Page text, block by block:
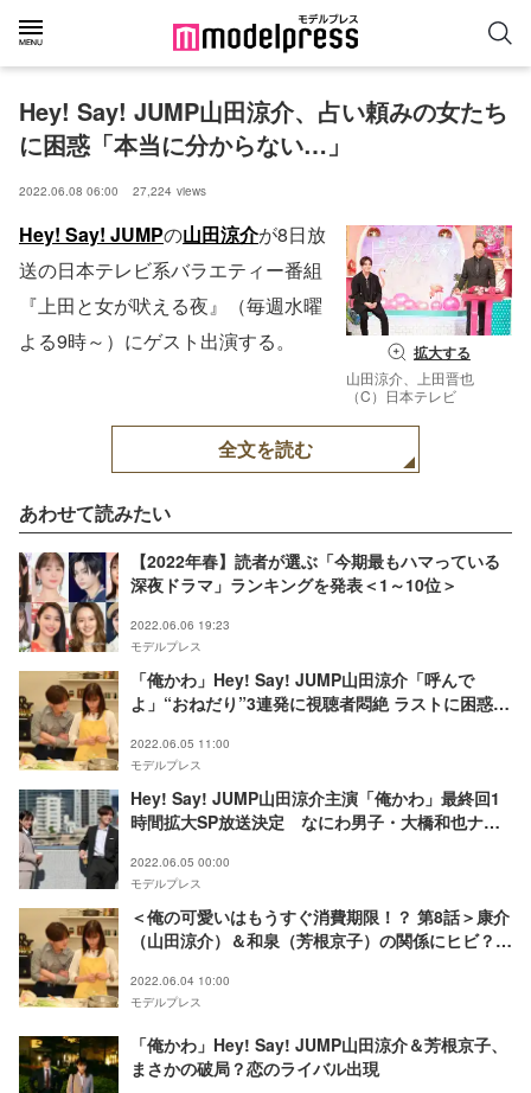
Hey! Say! JUMP山田涼介、占い頼みの女たち
に困惑「本当に分からない…」
2022.06.08 06:00 27,224 views
拡大する
山田涼介、上田晋也
（C）日本テレビ
Hey! Say! JUMPの山田涼介が8日放
送の日本テレビ系バラエティー番組
『上田と女が吠える夜』（毎週水曜
よる9時～）にゲスト出演する。
全文を読む
あわせて読みたい
【2022年春】読者が選ぶ「今期最もハマっている
深夜ドラマ」ランキングを発表＜1～10位＞
2022.06.06 19:23
モデルプレス
「俺かわ」Hey! Say! JUMP山田涼介「呼んで
よ」“おねだり”3連発に視聴者悶絶 ラストに困惑す
2022.06.05 11:00
モデルプレス
Hey! Say! JUMP山田涼介主演「俺かわ」最終回1
時間拡大SP放送決定 なにわ男子・大橋和也ナビ
2022.06.05 00:00
モデルプレス
＜俺の可愛いはもうすぐ消費期限！？ 第8話＞康介
（山田涼介）＆和泉（芳根京子）の関係にヒビ？ラ
2022.06.04 10:00
モデルプレス
「俺かわ」Hey! Say! JUMP山田涼介＆芳根京子、
まさかの破局？恋のライバル出現